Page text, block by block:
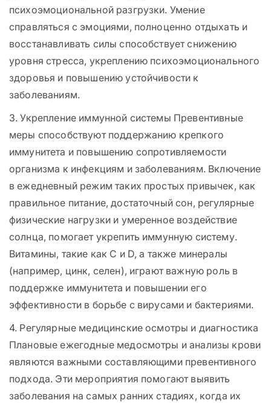
психоэмоциональной разгрузки. Умение
справляться с эмоциями, полноценно отдыхать и
восстанавливать силы способствует снижению
уровня стресса, укреплению психоэмоционального
здоровья и повышению устойчивости к
заболеваниям.
3. Укрепление иммунной системы Превентивные
меры способствуют поддержанию крепкого
иммунитета и повышению сопротивляемости
организма к инфекциям и заболеваниям. Включение
в ежедневный режим таких простых привычек, как
правильное питание, достаточный сон, регулярные
физические нагрузки и умеренное воздействие
солнца, помогает укрепить иммунную систему.
Витамины, такие как C и D, а также минералы
(например, цинк, селен), играют важную роль в
поддержке иммунитета и повышении его
эффективности в борьбе с вирусами и бактериями.
4. Регулярные медицинские осмотры и диагностика
Плановые ежегодные медосмотры и анализы крови
являются важными составляющими превентивного
подхода. Эти мероприятия помогают выявить
заболевания на самых ранних стадиях, когда их